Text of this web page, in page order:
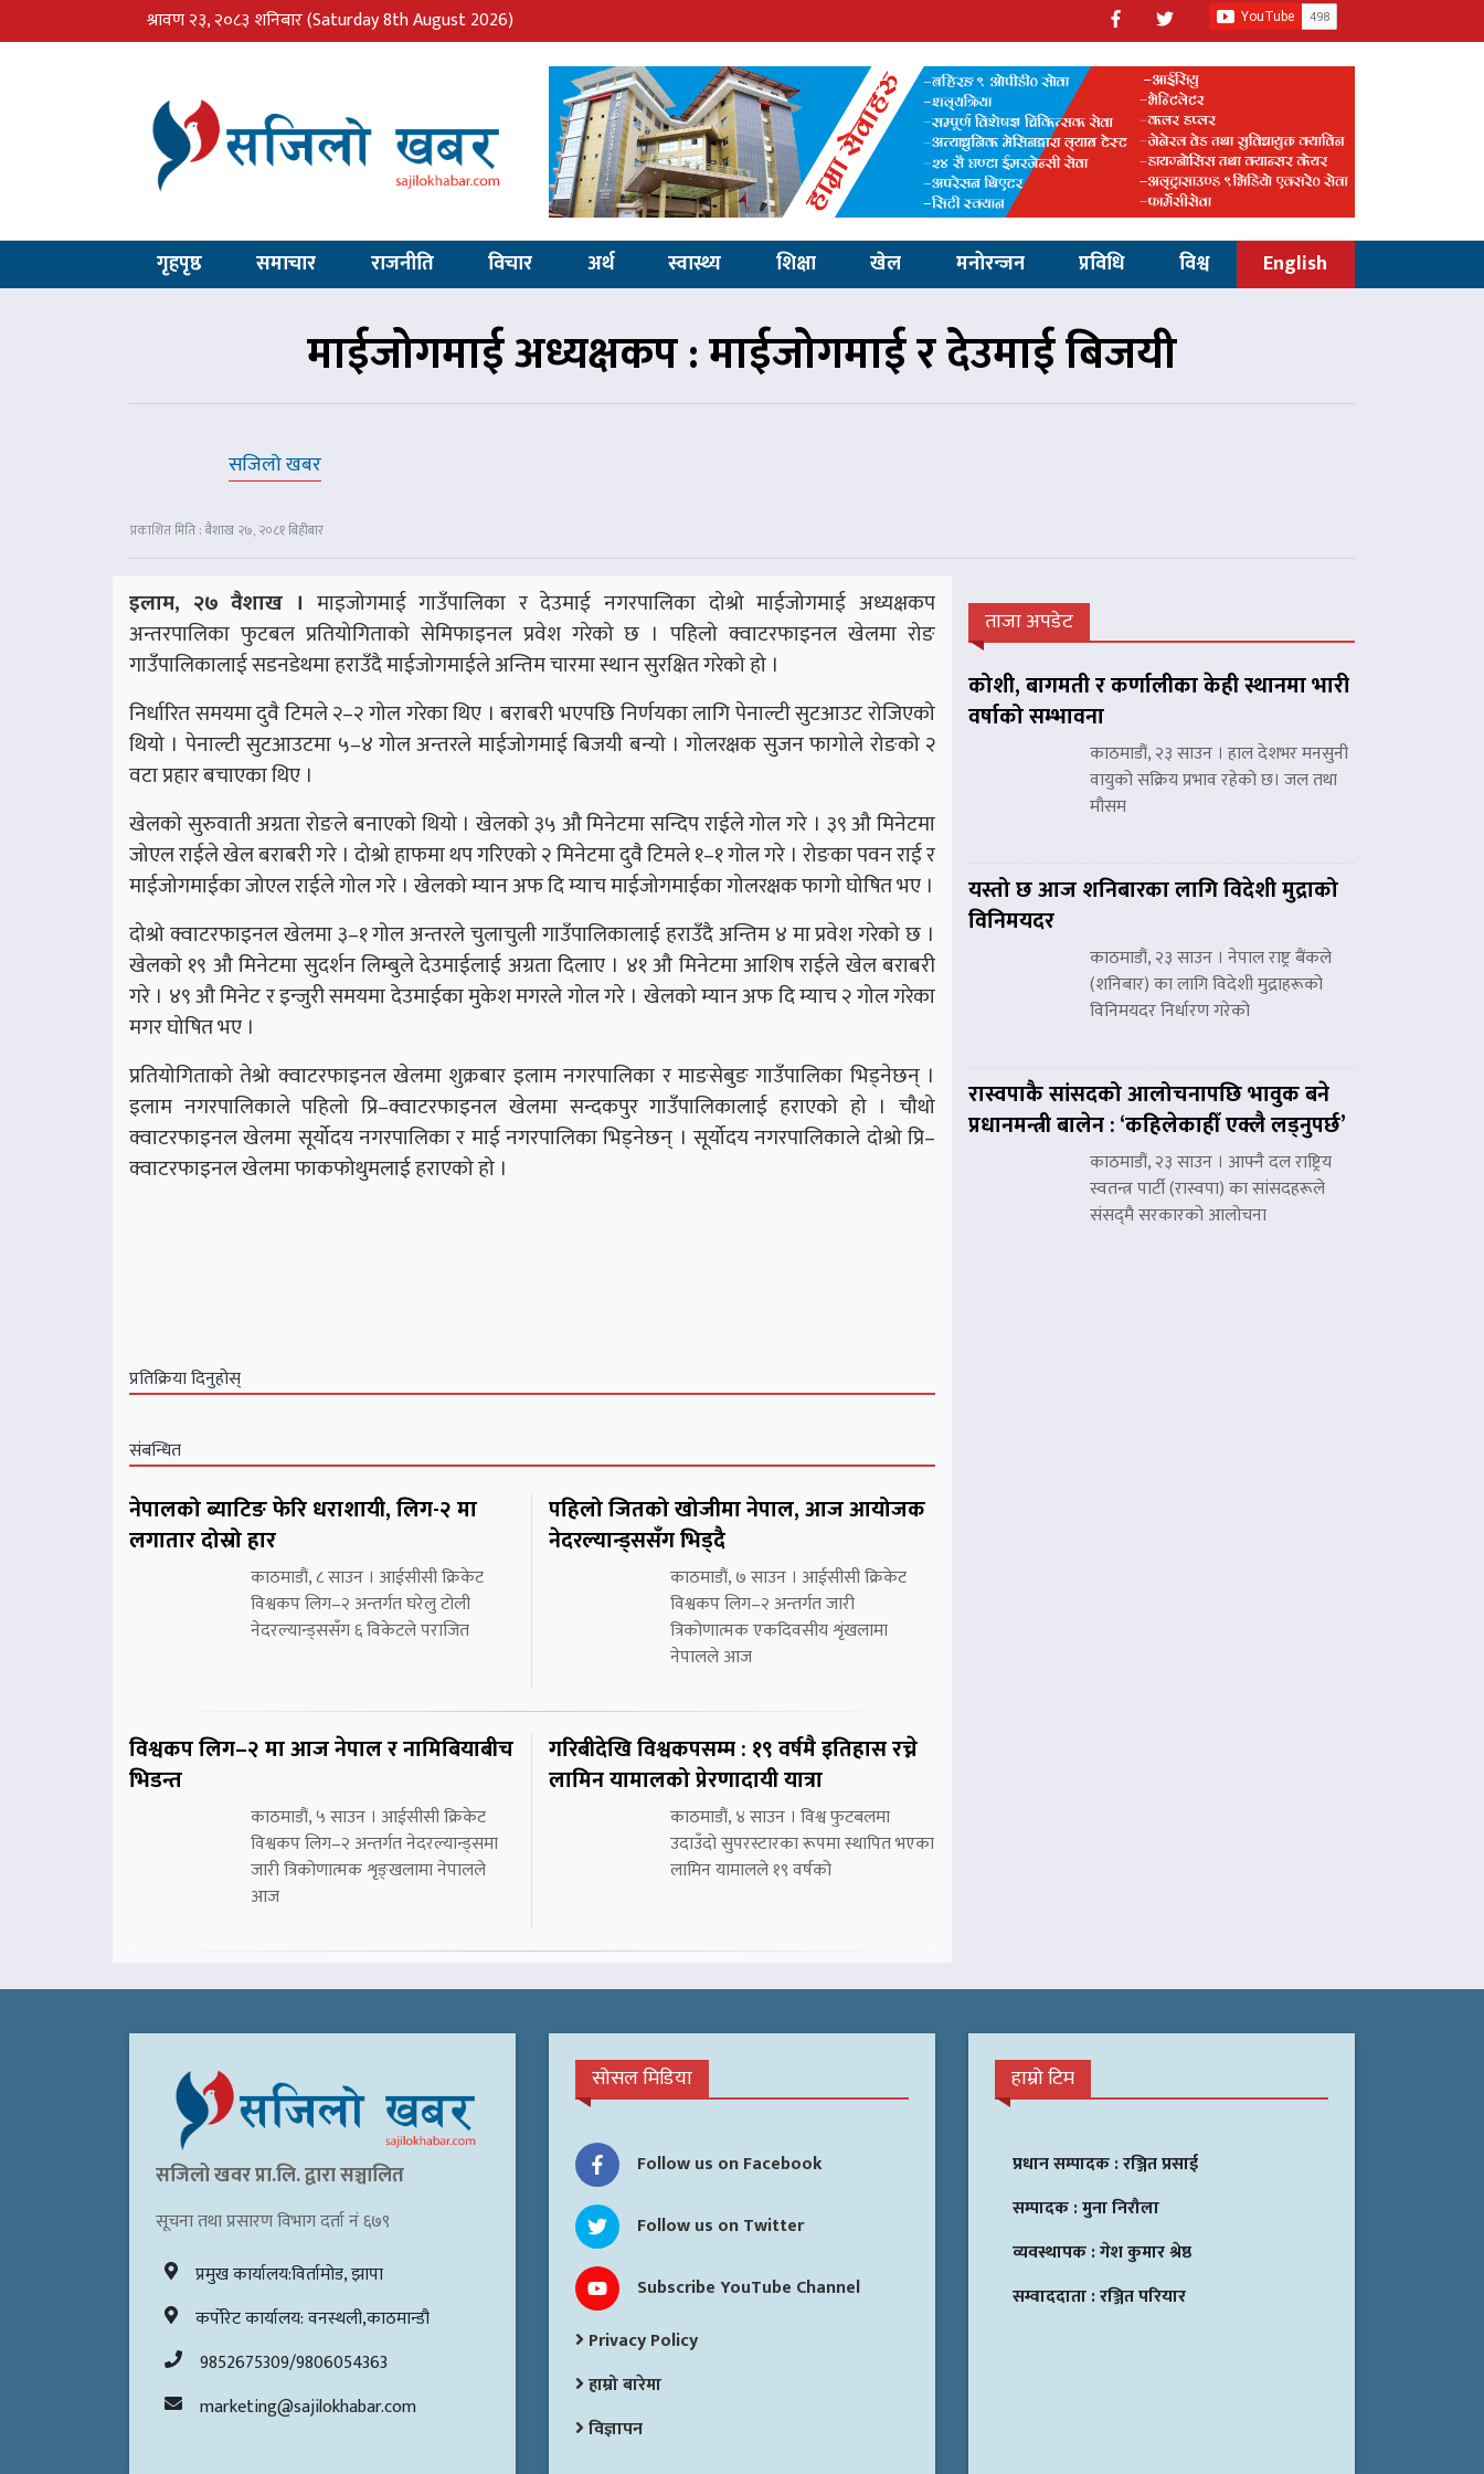
श्रावण २३, २०८३ शनिबार(Saturday 8th August 2026)
गृहपृष्ठ समाचार राजनीति विचार अर्थ स्वास्थ्य शिक्षा खेल मनोरन्जन प्रविधि विश्व English
माईजोगमाई अध्यक्षकप : माईजोगमाई र देउमाई बिजयी
सजिलो खबर
प्रकाशित मिति : बैशाख २७, २०८१ बिहीबार
इलाम, २७ वैशाख । माइजोगमाई गाउँपालिका र देउमाई नगरपालिका दोश्रो माईजोगमाई अध्यक्षकप
अन्तरपालिका फुटबल प्रतियोगिताको सेमिफाइनल प्रवेश गरेको छ । पहिलो क्वाटरफाइनल खेलमा रोङ
गाउँपालिकालाई सडनडेथमा हराउँदै माईजोगमाईले अन्तिम चारमा स्थान सुरक्षित गरेको हो ।
निर्धारित समयमा दुवै टिमले २–२ गोल गरेका थिए । बराबरी भएपछि निर्णयका लागि पेनाल्टी सुटआउट रोजिएको
थियो । पेनाल्टी सुटआउटमा ५–४ गोल अन्तरले माईजोगमाई बिजयी बन्यो । गोलरक्षक सुजन फागोले रोङको २
वटा प्रहार बचाएका थिए ।
खेलको सुरुवाती अग्रता रोङले बनाएको थियो । खेलको ३५ औ मिनेटमा सन्दिप राईले गोल गरे । ३९ औ मिनेटमा
जोएल राईले खेल बराबरी गरे । दोश्रो हाफमा थप गरिएको २ मिनेटमा दुवै टिमले १–१ गोल गरे । रोङका पवन राई र
माईजोगमाईका जोएल राईले गोल गरे । खेलको म्यान अफ दि म्याच माईजोगमाईका गोलरक्षक फागो घोषित भए ।
दोश्रो क्वाटरफाइनल खेलमा ३–१ गोल अन्तरले चुलाचुली गाउँपालिकालाई हराउँदै अन्तिम ४ मा प्रवेश गरेको छ ।
खेलको १९ औ मिनेटमा सुदर्शन लिम्बुले देउमाईलाई अग्रता दिलाए । ४१ औ मिनेटमा आशिष राईले खेल बराबरी
गरे । ४९ औ मिनेट र इन्जुरी समयमा देउमाईका मुकेश मगरले गोल गरे । खेलको म्यान अफ दि म्याच २ गोल गरेका
मगर घोषित भए ।
प्रतियोगिताको तेश्रो क्वाटरफाइनल खेलमा शुक्रबार इलाम नगरपालिका र माङसेबुङ गाउँपालिका भिड्नेछन् ।
इलाम नगरपालिकाले पहिलो प्रि–क्वाटरफाइनल खेलमा सन्दकपुर गाउँपालिकालाई हराएको हो । चौथो
क्वाटरफाइनल खेलमा सूर्योदय नगरपालिका र माई नगरपालिका भिड्नेछन् । सूर्योदय नगरपालिकाले दोश्रो प्रि–
क्वाटरफाइनल खेलमा फाकफोथुमलाई हराएको हो ।
प्रतिक्रिया दिनुहोस्
संबन्धित
नेपालको ब्याटिङ फेरि धराशायी, लिग-२ मा
लगातार दोस्रो हार
काठमाडौं, ८ साउन । आईसीसी क्रिकेट
विश्वकप लिग–२ अन्तर्गत घरेलु टोली
नेदरल्यान्ड्ससँग ६ विकेटले पराजित
पहिलो जितको खोजीमा नेपाल, आज आयोजक
नेदरल्यान्ड्ससँग भिड्दै
काठमाडौं, ७ साउन । आईसीसी क्रिकेट
विश्वकप लिग–२ अन्तर्गत जारी
त्रिकोणात्मक एकदिवसीय शृंखलामा
नेपालले आज
विश्वकप लिग–२ मा आज नेपाल र नामिबियाबीच
भिडन्त
काठमाडौं, ५ साउन । आईसीसी क्रिकेट
विश्वकप लिग–२ अन्तर्गत नेदरल्यान्ड्समा
जारी त्रिकोणात्मक शृङ्खलामा नेपालले
आज
गरिबीदेखि विश्वकपसम्म : १९ वर्षमै इतिहास रच्ने
लामिन यामालको प्रेरणादायी यात्रा
काठमाडौं, ४ साउन । विश्व फुटबलमा
उदाउँदो सुपरस्टारका रूपमा स्थापित भएका
लामिन यामालले १९ वर्षको
ताजा अपडेट
कोशी, बागमती र कर्णालीका केही स्थानमा भारी
वर्षाको सम्भावना
काठमाडौं, २३ साउन । हाल देशभर मनसुनी
वायुको सक्रिय प्रभाव रहेको छ। जल तथा
मौसम
यस्तो छ आज शनिबारका लागि विदेशी मुद्राको
विनिमयदर
काठमाडौं, २३ साउन । नेपाल राष्ट्र बैंकले
(शनिबार) का लागि विदेशी मुद्राहरूको
विनिमयदर निर्धारण गरेको
रास्वपाकै सांसदको आलोचनापछि भावुक बने
प्रधानमन्त्री बालेन : ‘कहिलेकाहीँ एक्लै लड्नुपर्छ’
काठमाडौं, २३ साउन । आफ्नै दल राष्ट्रिय
स्वतन्त्र पार्टी (रास्वपा) का सांसदहरूले
संसद्‌मै सरकारको आलोचना
सजिलो खवर प्रा.लि. द्वारा सञ्चालित
सूचना तथा प्रसारण विभाग दर्ता नं ६७९
प्रमुख कार्यालय:विर्तामोड, झापा
कर्पोरेट कार्यालय: वनस्थली,काठमान्डौ
9852675309/9806054363
marketing@sajilokhabar.com
सोसल मिडिया
Follow us on Facebook
Follow us on Twitter
Subscribe YouTube Channel
Privacy Policy
हाम्रो बारेमा
विज्ञापन
हाम्रो टिम
प्रधान सम्पादक :रञ्जित प्रसाई
सम्पादक :मुना निरौला
व्यवस्थापक :गेश कुमार श्रेष्ठ
सम्वाददाता :रञ्जित परियार